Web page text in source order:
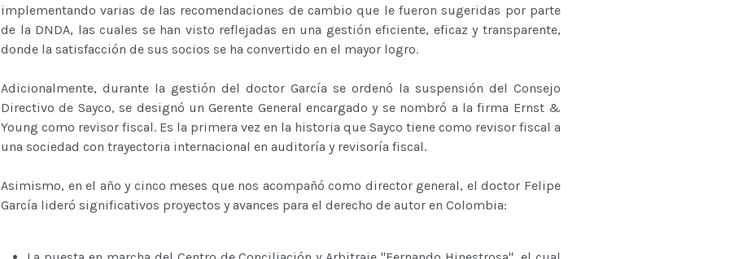
implementando varias de las recomendaciones de cambio que le fueron sugeridas por parte
de la DNDA, las cuales se han visto reflejadas en una gestión eficiente, eficaz y transparente,
donde la satisfacción de sus socios se ha convertido en el mayor logro.
Adicionalmente, durante la gestión del doctor García se ordenó la suspensión del Consejo
Directivo de Sayco, se designó un Gerente General encargado y se nombró a la firma Ernst &
Young como revisor fiscal. Es la primera vez en la historia que Sayco tiene como revisor fiscal a
una sociedad con trayectoria internacional en auditoría y revisoría fiscal.
Asimismo, en el año y cinco meses que nos acompañó como director general, el doctor Felipe
García lideró significativos proyectos y avances para el derecho de autor en Colombia: